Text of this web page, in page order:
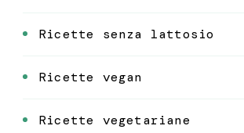
Ricette senza lattosio
Ricette vegan
Ricette vegetariane